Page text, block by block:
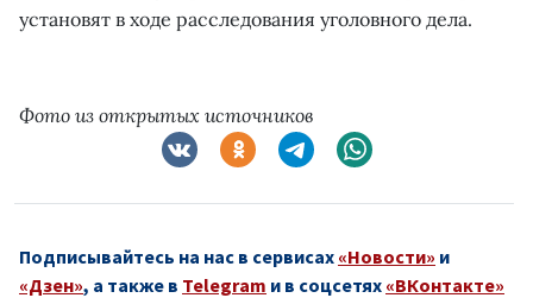
установят в ходе расследования уголовного дела.
Фото из открытых источников
Подписывайтесь на нас в сервисах «Новости» и
«Дзен», а также в Telegram и в соцсетях «ВКонтакте»